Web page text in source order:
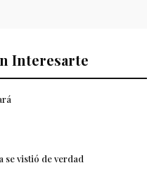
Interesarte
se vistió de verdad